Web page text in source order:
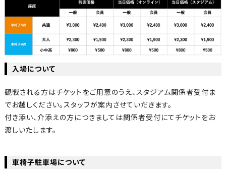
入場について
観戦される方はチケットをご用意のうえ、スタジアム関係者受付ま
でお越しください。スタッフが案内させていだきます。
付き添い、介添えの方につきましては関係者受付にてチケットをお
渡しいたします。
車椅子駐車場について